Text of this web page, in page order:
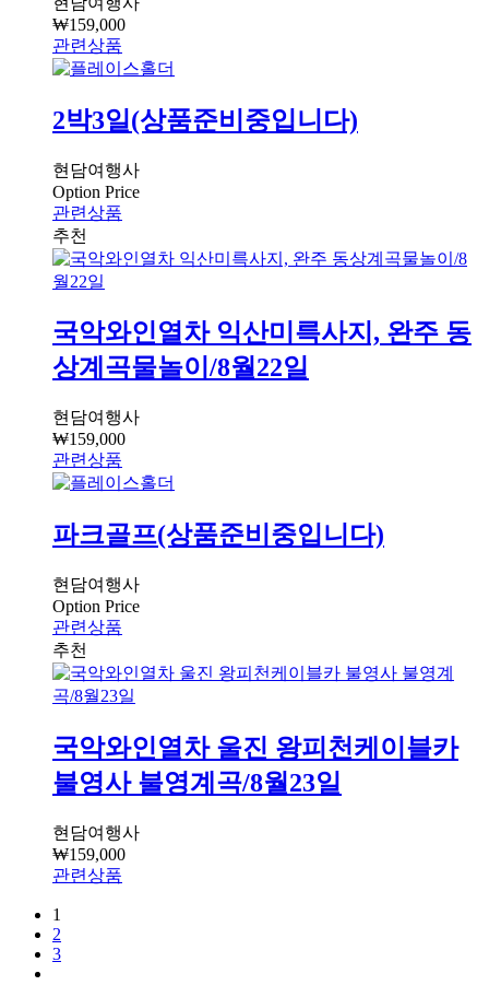
₩159,000
관련상품
2박3일(상품준비중입니다)
현담여행사
Option Price
관련상품
국악와인열차 익산미륵사지, 완주 동
상계곡물놀이/8월22일
현담여행사
₩159,000
관련상품
파크골프(상품준비중입니다)
현담여행사
Option Price
관련상품
국악와인열차 울진 왕피천케이블카
불영사 불영계곡/8월23일
현담여행사
₩159,000
관련상품
1
2
3